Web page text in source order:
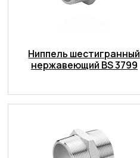
Ниппель шестигранный
нержавеющий BS 3799